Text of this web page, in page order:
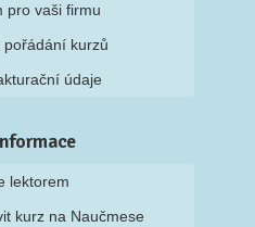
pro vaši firmu
pořádání kurzů
údaje
lektorem
kurz na Naučmese